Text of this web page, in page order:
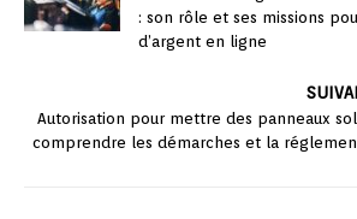
: son rôle et ses missions
d’argent en ligne
Autorisation pour mettre des panneaux
comprendre les démarches et la